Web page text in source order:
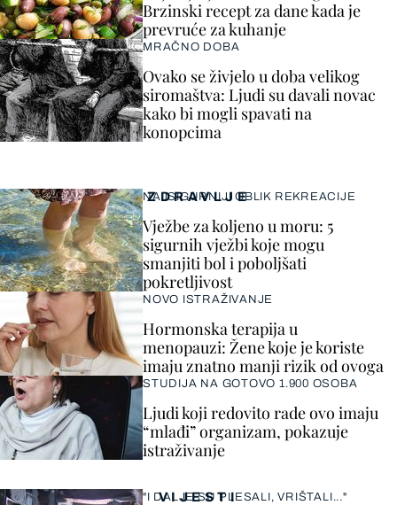
VIJESTI
"I DALJE SU PLESALI, VRIŠTALI..."
ZDRAVLJE
NAJSIGURNIJI OBLIK REKREACIJE
Vježbe za koljeno u moru: 5
sigurnih vježbi koje mogu
smanjiti bol i poboljšati
pokretljivost
NOVO ISTRAŽIVANJE
Hormonska terapija u
menopauzi: Žene koje je koriste
imaju znatno manji rizik od ovoga
STUDIJA NA GOTOVO 1.900 OSOBA
Ljudi koji redovito rade ovo imaju
“mlađi” organizam, pokazuje
istraživanje
Brzinski recept za dane kada je
prevruće za kuhanje
MRAČNO DOBA
Ovako se živjelo u doba velikog
siromaštva: Ljudi su davali novac
kako bi mogli spavati na
konopcima